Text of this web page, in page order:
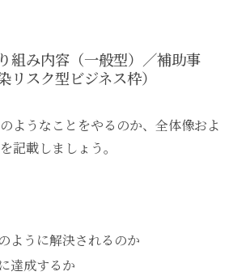
組み内容（一般型）／補助事
リスク型ビジネス枠）
ようなことをやるのか、全体像およ
記載しましょう。
ように解決されるのか
達成するか